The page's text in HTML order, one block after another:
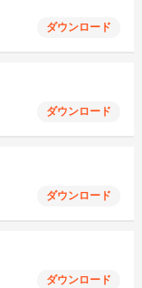
ダウンロード
ダウンロード
ダウンロード
ダウンロード